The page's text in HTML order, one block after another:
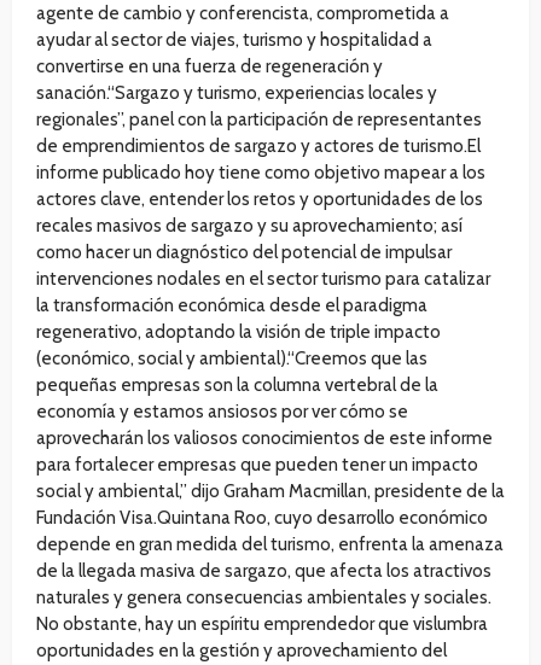
agente de cambio y conferencista, comprometida a
ayudar al sector de viajes, turismo y hospitalidad a
convertirse en una fuerza de regeneración y
sanación.“Sargazo y turismo, experiencias locales y
regionales”, panel con la participación de representantes
de emprendimientos de sargazo y actores de turismo.El
informe publicado hoy tiene como objetivo mapear a los
actores clave, entender los retos y oportunidades de los
recales masivos de sargazo y su aprovechamiento; así
como hacer un diagnóstico del potencial de impulsar
intervenciones nodales en el sector turismo para catalizar
la transformación económica desde el paradigma
regenerativo, adoptando la visión de triple impacto
(económico, social y ambiental).“Creemos que las
pequeñas empresas son la columna vertebral de la
economía y estamos ansiosos por ver cómo se
aprovecharán los valiosos conocimientos de este informe
para fortalecer empresas que pueden tener un impacto
social y ambiental,” dijo Graham Macmillan, presidente de la
Fundación Visa.Quintana Roo, cuyo desarrollo económico
depende en gran medida del turismo, enfrenta la amenaza
de la llegada masiva de sargazo, que afecta los atractivos
naturales y genera consecuencias ambientales y sociales.
No obstante, hay un espíritu emprendedor que vislumbra
oportunidades en la gestión y aprovechamiento del